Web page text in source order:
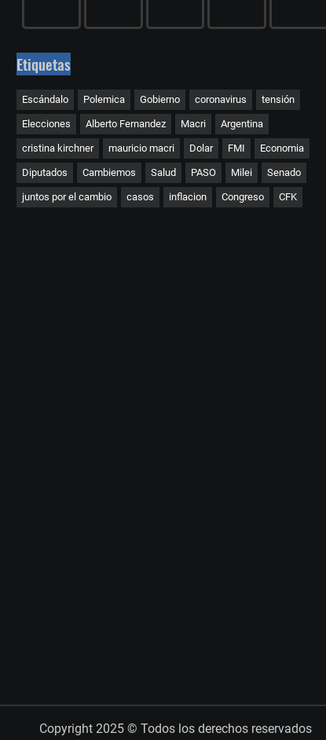
Etiquetas
Escándalo Polemica Gobierno coronavirus tensión
Elecciones Alberto Fernandez Macri Argentina
cristina kirchner mauricio macri Dolar FMI Economia
Diputados Cambiemos Salud PASO Milei Senado
juntos por el cambio casos inflacion Congreso CFK
Copyright 2025 © Todos los derechos reservados